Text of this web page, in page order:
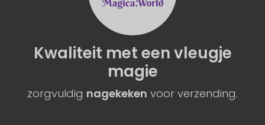
Kwaliteit met eenvleugje
magie
zorgvuldig nagekeken voor verzending.